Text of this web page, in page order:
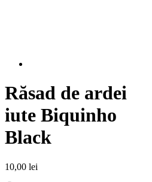
Răsad de ardei
iute Biquinho
Black
10,00 lei